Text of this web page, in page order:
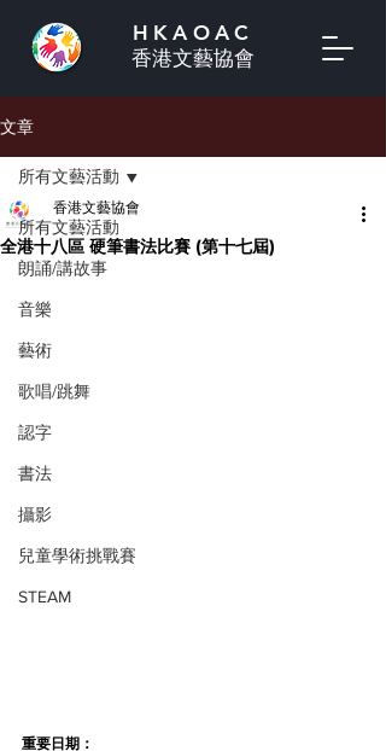
HKAOAC
香港文藝協會
文章
所有文藝活動
朗誦/講故事
音樂
藝術
歌唱/跳舞
認字
書法
攝影
兒童學術挑戰賽
STEAM
所有文藝活動
全港十八區 硬筆書法比賽 (第十七屆)
香港文藝協會
重要日期：